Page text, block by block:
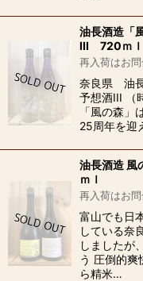
油長酒造「
III 720ｍｌ
再入荷はお
奈良県 油
予想酒III （
「風の森
25周年を迎
油長酒造
ｍｌ
再入荷はお
富山でも日
している奈
しましたが
う 圧倒的爽
ら精米…